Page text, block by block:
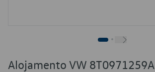
Alojamento VW 8T0971259A